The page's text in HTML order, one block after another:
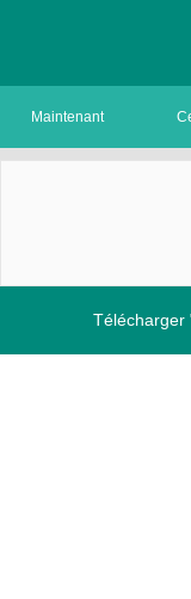
Maintenant
Télécharger